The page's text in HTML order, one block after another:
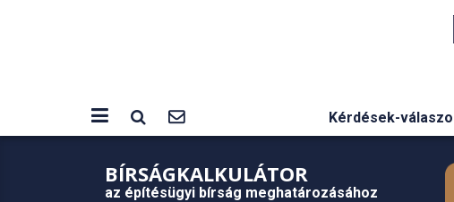
Kérdések-
BÍRSÁGKALKULÁTOR
az építésügyi bírság meghatározásához